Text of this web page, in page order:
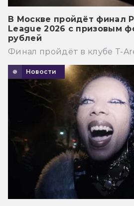
В Москве пройдёт финал
League 2026 с призовым
рублей
Финал пройдёт в клубе T-
Новости